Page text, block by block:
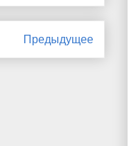
Предыдущее